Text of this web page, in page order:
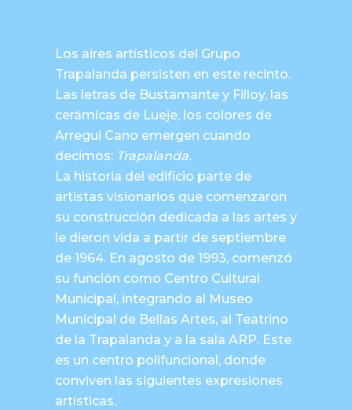
Los aires artísticos del Grupo
Trapalanda persisten en este recinto.
Las letras de Bustamante y Filloy, las
cerámicas de Lueje, los colores de
Arregui Cano emergen cuando
decimos: Trapalanda.
La historia del edificio parte de
artistas visionarios que comenzaron
su construcción dedicada a las artes y
le dieron vida a partir de septiembre
de 1964. En agosto de 1993, comenzó
su función como Centro Cultural
Municipal, integrando al Museo
Municipal de Bellas Artes, al Teatrino
de la Trapalanda y a la sala ARP. Este
es un centro polifuncional, donde
conviven las siguientes expresiones
artísticas.